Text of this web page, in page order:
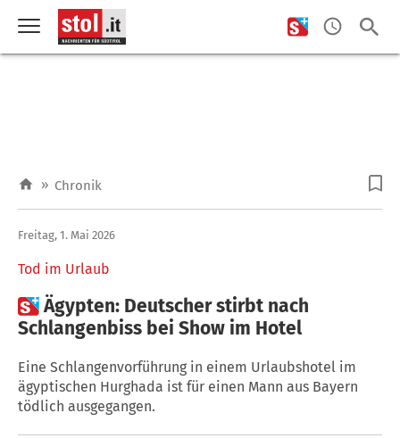
» Chronik
Tod im Urlaub
Freitag, 1. Mai 2026
Ägypten: Deutscher stirbt nach
Schlangenbiss bei Show im Hotel
Eine Schlangenvorführung in einem Urlaubshotel im
ägyptischen Hurghada ist für einen Mann aus Bayern
tödlich ausgegangen.